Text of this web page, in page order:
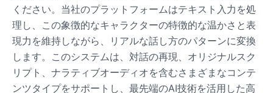
Denji
Male @MoonDiary
Denji
Male @WindStory
ください。当社のプラットフォームはテキスト入力を処
理し、この象徴的なキャラクターの特徴的な温かさと表
現力を維持しながら、リアルな話し方のパターンに変換
します。このシステムは、対話の再現、オリジナルスク
リプト、ナラティブオーディオを含むさまざまなコンテ
ンツタイプをサポートし、最先端のAI技術を活用した高